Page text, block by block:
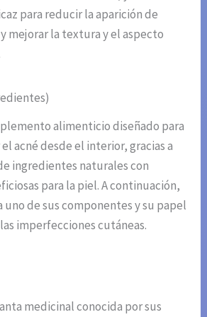
para reducir la aparición de
mejorar la textura y el aspecto
alimenticio diseñado para
acné desde el interior, gracias a
ingredientes naturales con
para la piel. A continuación,
de sus componentes y su papel
imperfecciones cutáneas.
medicinal conocida por sus